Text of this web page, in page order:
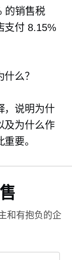
的销售税
支付 8.15%
么？
，说明为什
及为什么作
要。
和有抱负的企